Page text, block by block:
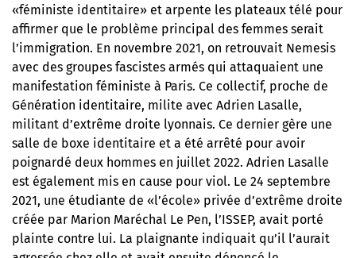
«féministe identitaire» et arpente les plateaux télé pour
affirmer que le problème principal des femmes serait
l’immigration. En novembre 2021, on retrouvait Nemesis
avec des groupes fascistes armés qui attaquaient une
manifestation féministe à Paris. Ce collectif, proche de
Génération identitaire, milite avec Adrien Lasalle,
militant d’extrême droite lyonnais. Ce dernier gère une
salle de boxe identitaire et a été arrêté pour avoir
poignardé deux hommes en juillet 2022. Adrien Lasalle
est également mis en cause pour viol. Le 24 septembre
2021, une étudiante de «l’école» privée d’extrême droite
créée par Marion Maréchal Le Pen, l’ISSEP, avait porté
plainte contre lui. La plaignante indiquait qu’il l’aurait